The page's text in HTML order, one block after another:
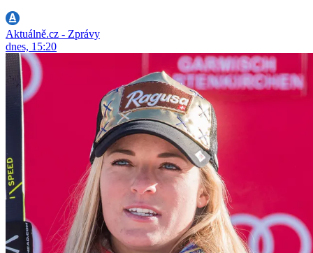
Aktuálně.cz - Zprávy
dnes, 15:20